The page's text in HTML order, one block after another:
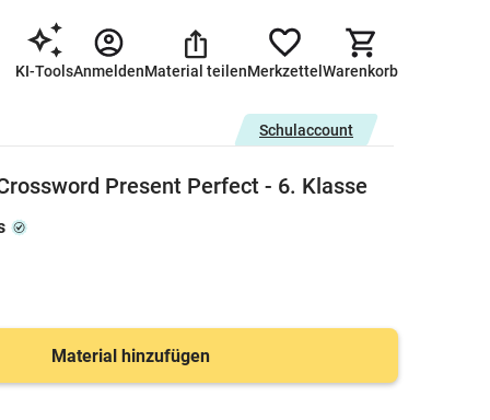
KI-ToolsAnmeldenMaterial teilenMerkzettel Warenkorb
Schulaccount
Present Perfect - 6. Klasse
Material hinzufügen